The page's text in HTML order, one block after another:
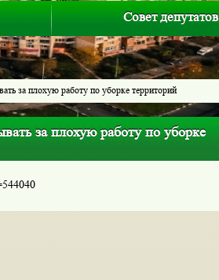
Совет депутатов
за плохую работу по уборке территорий
за плохую работу по уборке